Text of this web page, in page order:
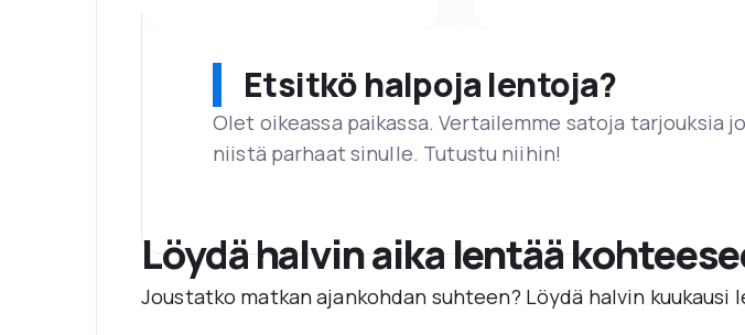
Etsitkö halpoja lentoja?
Olet oikeassa paikassa. Vertailemme satoja tarjouksia
niistä parhaat sinulle. Tutustu niihin!
Löydä halvin aika lentää
Joustatko matkan ajankohdan suhteen? Löydä halvin kuukausi